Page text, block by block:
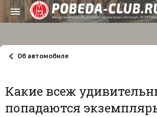
Об автомобиле
Какие всеж
попадаются